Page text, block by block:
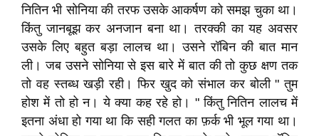
नितिन भी सोनिया की तरफ उसके आकर्षण को समझ चुका था।
किंतु जानबूझ कर अनजान बना था। तरक्की का यह अवसर
उसके लिए बहुत बड़ा लालच था। उसने रॉबिन की बात मान
ली। जब उसने सोनिया से इस बारे में बात की तो कुछ क्षण तक
तो वह स्तब्ध खड़ी रही। फिर खुद को संभाल कर बोली " तुम
होश में तो हो न। ये क्या कह रहे हो। " किंतु नितिन लालच में
इतना अंधा हो गया था कि सही गलत का फ़र्क भी भूल गया था।